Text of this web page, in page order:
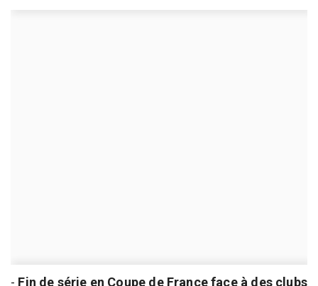
- Fin de série en Coupe de France face à des clubs